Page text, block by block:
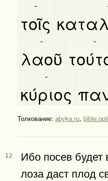
τοῖς
-
λαοῦ
- -
κύριος
-
Толкование: abyka.ru,
12
Ибо посев будет
лоза даст плод